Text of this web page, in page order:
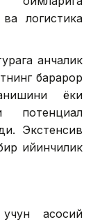
логистика
қанчалик
барқарор
ёки
потенциал
Экстенсив
қийинчилик
асосий